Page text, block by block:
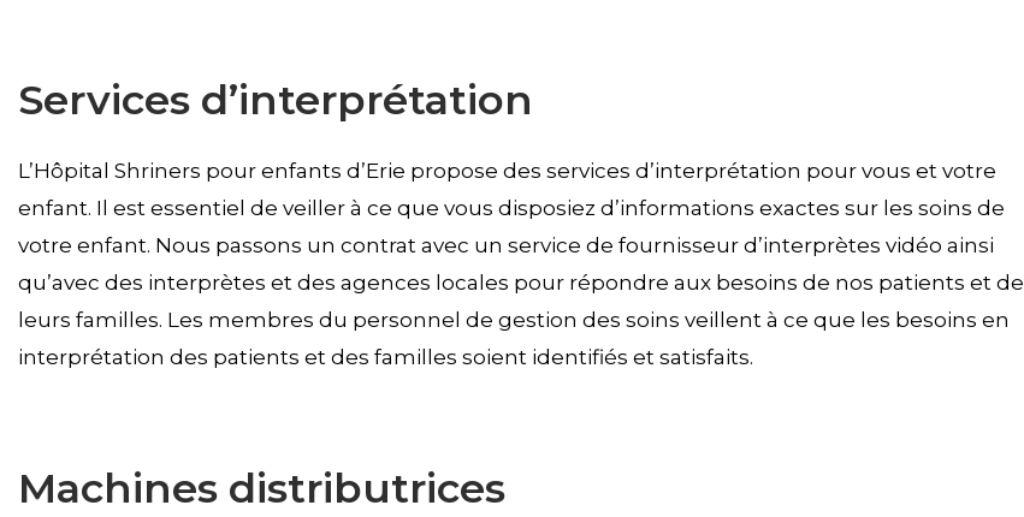
Services d’interprétation
L’Hôpital Shriners pour enfants d’Erie propose des services d’interprétation pour vous et votre
enfant. Il est essentiel de veiller à ce que vous disposiez d’informations exactes sur les soins de
votre enfant. Nous passons un contrat avec un service de fournisseur d’interprètes vidéo ainsi
qu’avec des interprètes et des agences locales pour répondre aux besoins de nos patients et de
leurs familles. Les membres du personnel de gestion des soins veillent à ce que les besoins en
interprétation des patients et des familles soient identifiés et satisfaits.
Machines distributrices